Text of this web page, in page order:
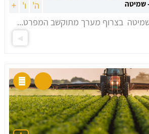
שמיטה ה' ו' +
בצרוף מערך מתוקשב המפרט...